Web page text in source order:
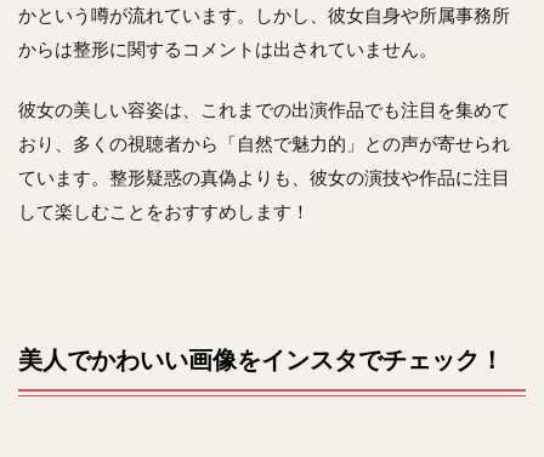
かという噂が流れています。しかし、彼女自身や所属事務所
からは整形に関するコメントは出されていません。
彼女の美しい容姿は、これまでの出演作品でも注目を集めて
おり、多くの視聴者から「自然で魅力的」との声が寄せられ
ています。整形疑惑の真偽よりも、彼女の演技や作品に注目
して楽しむことをおすすめします！
美人でかわいい画像をインスタでチェック！